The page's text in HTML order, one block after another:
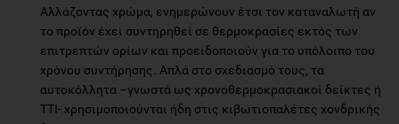
Αλλάζοντας χρώμα, ενημερώνουν έτσι τον καταναλωτή αν
το προϊόν έχει συντηρηθεί σε θερμοκρασίες εκτός των
επιτρεπτών ορίων και προειδοποιούν για το υπόλοιπο του
χρόνου συντήρησης. Aπλά στο σχεδιασμό τους, τα
αυτοκόλλητα –γνωστά ως χρονοθερμοκρασιακοί δείκτες ή
ΤΤΙ- χρησιμοποιούνται ήδη στις κιβωτιοπαλέτες χονδρικής